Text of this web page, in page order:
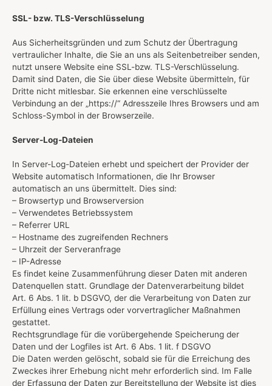
SSL- bzw. TLS-Verschlüsselung
Aus Sicherheitsgründen und zum Schutz der Übertragung
vertraulicher Inhalte, die Sie an uns als Seitenbetreiber senden,
nutzt unsere Website eine SSL-bzw. TLS-Verschlüsselung.
Damit sind Daten, die Sie über diese Website übermitteln, für
Dritte nicht mitlesbar. Sie erkennen eine verschlüsselte
Verbindung an der „https://“ Adresszeile Ihres Browsers und am
Schloss-Symbol in der Browserzeile.
Server-Log-Dateien
In Server-Log-Dateien erhebt und speichert der Provider der
Website automatisch Informationen, die Ihr Browser
automatisch an uns übermittelt. Dies sind:
– Browsertyp und Browserversion
– Verwendetes Betriebssystem
– Referrer URL
– Hostname des zugreifenden Rechners
– Uhrzeit der Serveranfrage
– IP-Adresse
Es findet keine Zusammenführung dieser Daten mit anderen
Datenquellen statt. Grundlage der Datenverarbeitung bildet
Art. 6 Abs. 1 lit. b DSGVO, der die Verarbeitung von Daten zur
Erfüllung eines Vertrags oder vorvertraglicher Maßnahmen
gestattet.
Rechtsgrundlage für die vorübergehende Speicherung der
Daten und der Logfiles ist Art. 6 Abs. 1 lit. f DSGVO
Die Daten werden gelöscht, sobald sie für die Erreichung des
Zweckes ihrer Erhebung nicht mehr erforderlich sind. Im Falle
der Erfassung der Daten zur Bereitstellung der Website ist dies